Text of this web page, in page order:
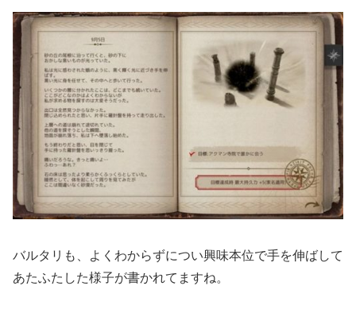
バルタリも、よくわからずについ興味本位で手を伸ばして
あたふたした様子が書かれてますね。